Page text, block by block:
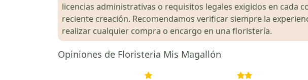
licencias administrativas o requisitos legales exigidos en
reciente creación. Recomendamos verificar siempre la
realizar cualquier compra o encargo en una floristería.
Opiniones de Floristeria Mis Magallón